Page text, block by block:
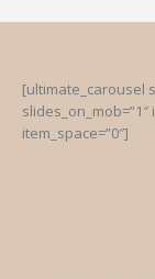
[ultimate_carousel
item_space=”0″]